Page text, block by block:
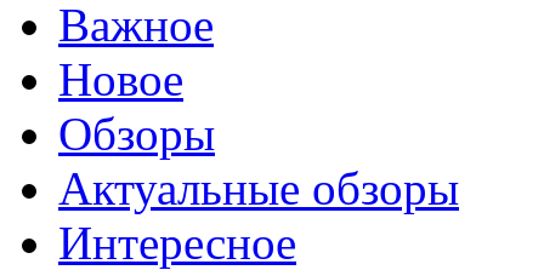
Важное
Новое
Обзоры
Актуальные обзоры
Интересное